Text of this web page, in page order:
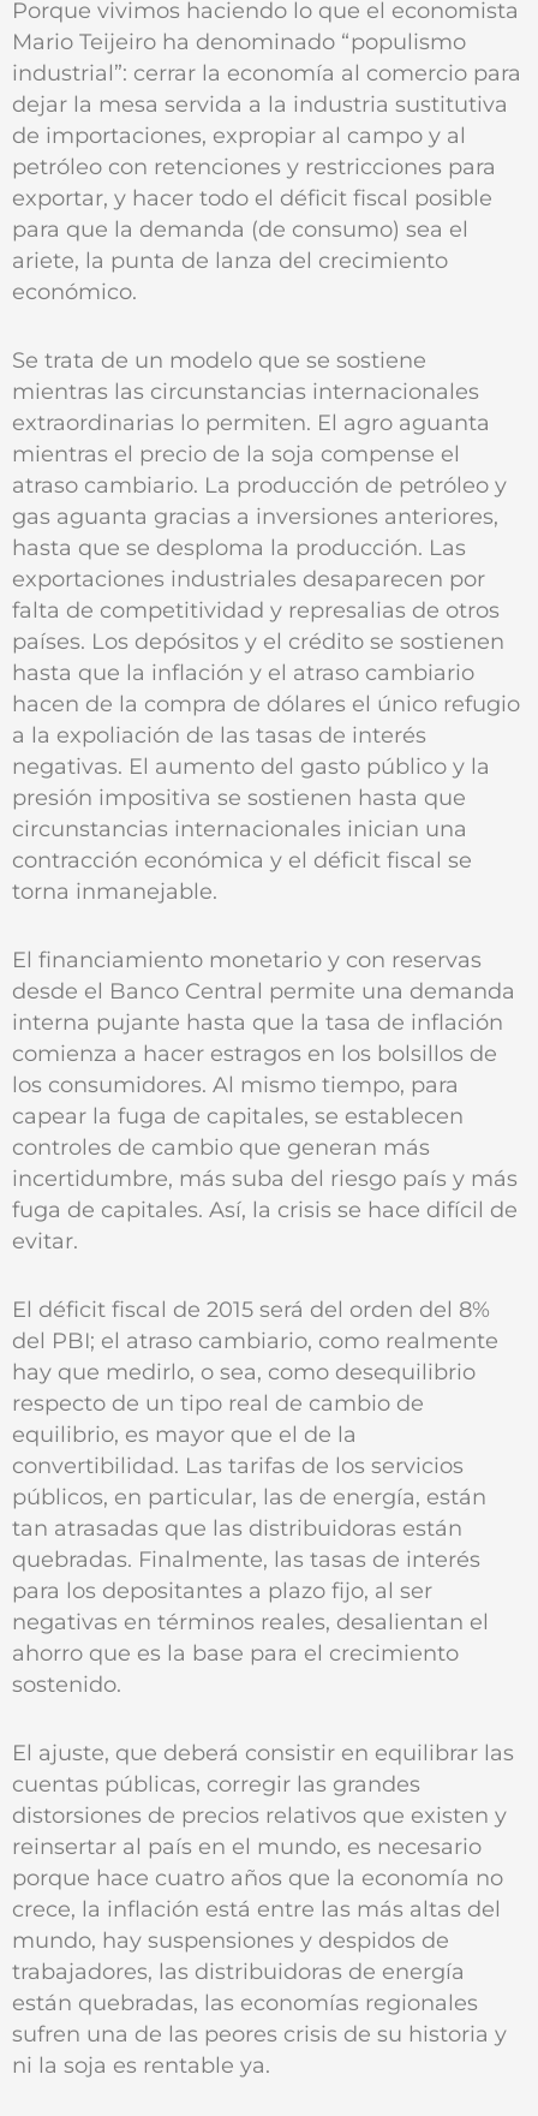
Porque vivimos haciendo lo que el economista
Mario Teijeiro ha denominado “populismo
industrial”: cerrar la economía al comercio para
dejar la mesa servida a la industria sustitutiva
de importaciones, expropiar al campo y al
petróleo con retenciones y restricciones para
exportar, y hacer todo el déficit fiscal posible
para que la demanda (de consumo) sea el
ariete, la punta de lanza del crecimiento
económico.
Se trata de un modelo que se sostiene
mientras las circunstancias internacionales
extraordinarias lo permiten. El agro aguanta
mientras el precio de la soja compense el
atraso cambiario. La producción de petróleo y
gas aguanta gracias a inversiones anteriores,
hasta que se desploma la producción. Las
exportaciones industriales desaparecen por
falta de competitividad y represalias de otros
países. Los depósitos y el crédito se sostienen
hasta que la inflación y el atraso cambiario
hacen de la compra de dólares el único refugio
a la expoliación de las tasas de interés
negativas. El aumento del gasto público y la
presión impositiva se sostienen hasta que
circunstancias internacionales inician una
contracción económica y el déficit fiscal se
torna inmanejable.
El financiamiento monetario y con reservas
desde el Banco Central permite una demanda
interna pujante hasta que la tasa de inflación
comienza a hacer estragos en los bolsillos de
los consumidores. Al mismo tiempo, para
capear la fuga de capitales, se establecen
controles de cambio que generan más
incertidumbre, más suba del riesgo país y más
fuga de capitales. Así, la crisis se hace difícil de
evitar.
El déficit fiscal de 2015 será del orden del 8%
del PBI; el atraso cambiario, como realmente
hay que medirlo, o sea, como desequilibrio
respecto de un tipo real de cambio de
equilibrio, es mayor que el de la
convertibilidad. Las tarifas de los servicios
públicos, en particular, las de energía, están
tan atrasadas que las distribuidoras están
quebradas. Finalmente, las tasas de interés
para los depositantes a plazo fijo, al ser
negativas en términos reales, desalientan el
ahorro que es la base para el crecimiento
sostenido.
El ajuste, que deberá consistir en equilibrar las
cuentas públicas, corregir las grandes
distorsiones de precios relativos que existen y
reinsertar al país en el mundo, es necesario
porque hace cuatro años que la economía no
crece, la inflación está entre las más altas del
mundo, hay suspensiones y despidos de
trabajadores, las distribuidoras de energía
están quebradas, las economías regionales
sufren una de las peores crisis de su historia y
ni la soja es rentable ya.